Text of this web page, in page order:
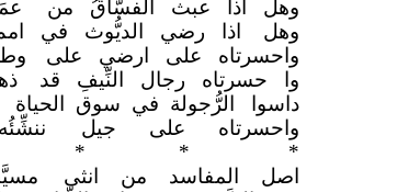
وهل اذا عبث الفسَّاقُ من
وهل اذا رضي الديُّوث في
واحسرتاه على ارضي على
وا حسرتاه رجال النِّيفِ قد
داسوا الرُّجولة في سوق الحياة
واحسرتاه على جيل
ننشِّئُه
* * *
اصل المفاسد من انثى